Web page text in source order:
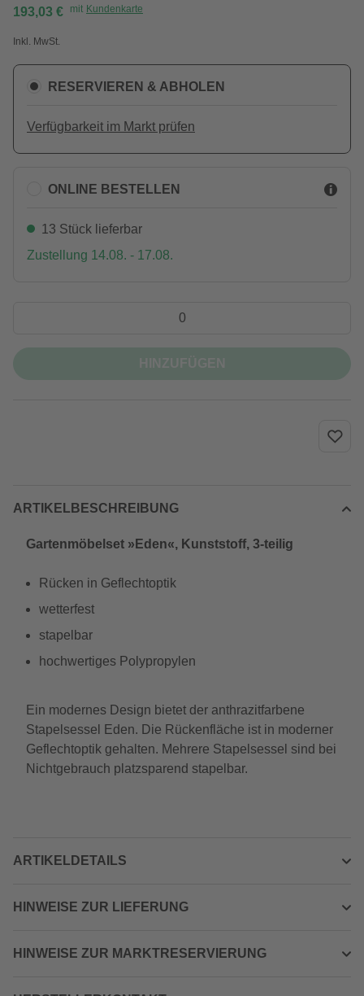
193,03 € mit Kundenkarte
Inkl. MwSt.
RESERVIEREN & ABHOLEN
Verfügbarkeit im Markt prüfen
ONLINE BESTELLEN
13 Stück lieferbar
Zustellung 14.08. - 17.08.
ARTIKELBESCHREIBUNG
Gartenmöbelset »Eden«, Kunststoff, 3-teilig
Rücken in Geflechtoptik
wetterfest
stapelbar
hochwertiges Polypropylen
Ein modernes Design bietet der anthrazitfarbene
Stapelsessel Eden. Die Rückenfläche ist in moderner
Geflechtoptik gehalten. Mehrere Stapelsessel sind bei
Nichtgebrauch platzsparend stapelbar.
ARTIKELDETAILS
HINWEISE ZUR LIEFERUNG
HINWEISE ZUR MARKTRESERVIERUNG